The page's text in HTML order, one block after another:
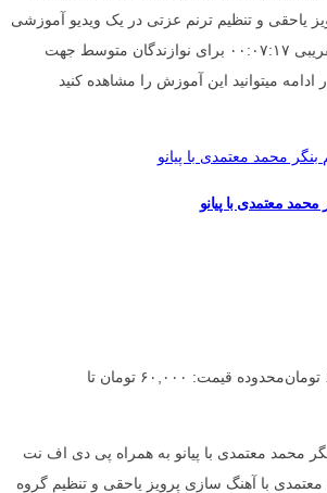
یاحقی و تنظیم ترنم عزتی در یک ویدیو آموزشی
با فرمت MP4 و زمان تقریبی ۰۰:۰۷:۱۷ برای نوازندگان متوسط جهت
ادامه میتوانید این آموزش را مشاهده کنید
معتمدی با پیانو
تومان
محدوده قیمت: ۶۰,۰۰۰ تومان تا
محمد معتمدی با پیانو به همراه پی دی اف نت
معتمدی با آهنگ سازی پرویز یاحقی و تنظیم گروه